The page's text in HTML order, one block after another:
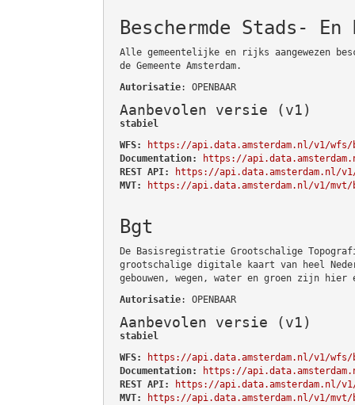
Beschermde Stads-
Alle gemeentelijke en rijks aangewezen
de Gemeente Amsterdam.
Autorisatie: OPENBAAR
Aanbevolen versie (v1)
stabiel
WFS:
https://api.data.amsterdam.nl/v1/wfs/
Documentation:
https://
REST API:
https://api.data.amsterdam.nl/v1/
MVT:
https://api.data.amsterdam.nl/v1/mvt/
Bgt
De Basisregistratie Grootschalige
grootschalige digitale kaart van heel
gebouwen, wegen, water en groen zijn hier
Autorisatie: OPENBAAR
Aanbevolen versie (v1)
stabiel
WFS:
https://api.data.amsterdam.nl/v1/wfs/
Documentation:
https://
REST API:
https://api.data.amsterdam.nl/
MVT:
https://api.data.amsterdam.nl/v1/mvt/